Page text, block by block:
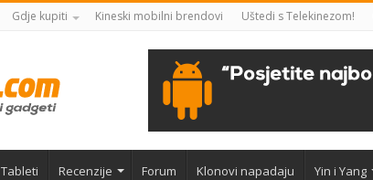
Gdje kupiti Kineski mobilni brendovi Uštedi s Telekinezom!
Tableti Recenzije Forum Klonovi napadaju Yin i Yang